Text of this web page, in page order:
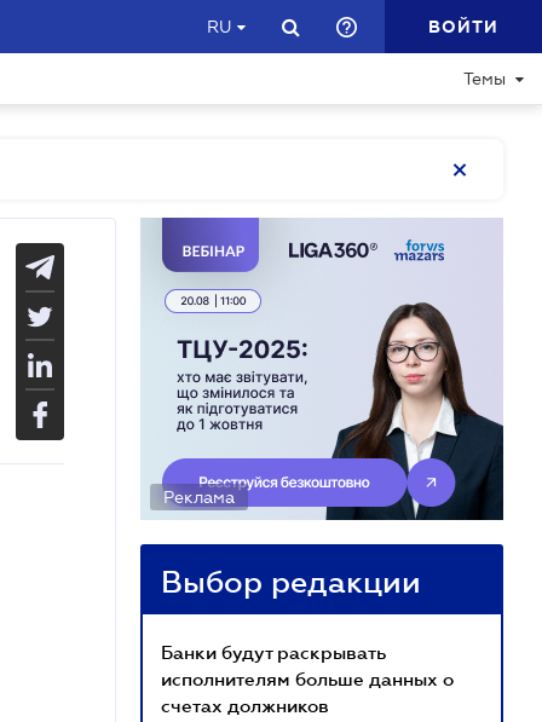
RU ВОЙТИ
Темы
Реклама
Выбор редакции
Банки будут раскрывать
исполнителям больше данных о
счетах должников